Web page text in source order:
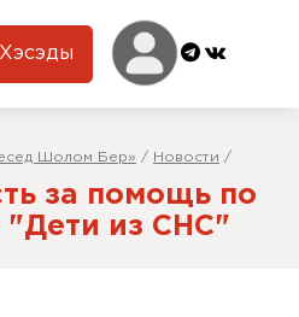
Хэсэды
Шолом Бер» / Новости /
за помощь по
"Дети из СНС"